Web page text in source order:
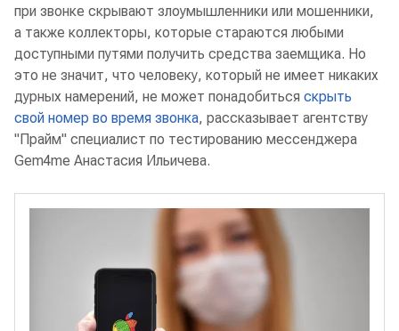
при звонке скрывают злоумышленники или мошенники,
а также коллекторы, которые стараются любыми
доступными путями получить средства заемщика. Но
это не значит, что человеку, который не имеет никаких
дурных намерений, не может понадобиться скрыть
свой номер во время звонка, рассказывает агентству
"Прайм" специалист по тестированию мессенджера
Gem4me Анастасия Ильичева.